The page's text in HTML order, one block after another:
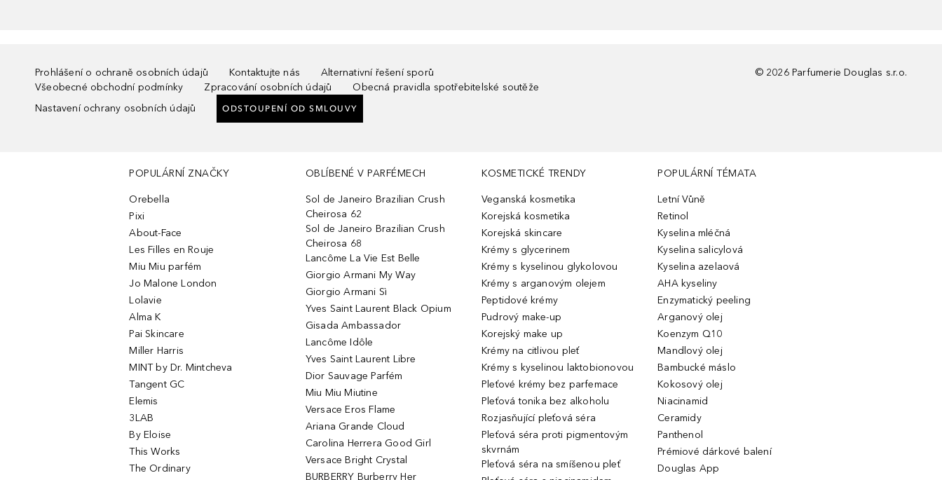
Prohlášení o ochraně osobních údajů Kontaktujte nás
Alternativní řešení sporů
Všeobecné obchodní podmínky
Zpracování osobních údajů
Obecná pravidla spotřebitelské soutěže
Nastavení ochrany osobních údajů
ODSTOUPENÍ OD SMLOUVY
© 2026 Parfumerie Douglas s.r.o.
POPULÁRNÍ ZNAČKY
Orebella
Pixi
About-Face
Les Filles en Rouje
Miu Miu parfém
Jo Malone London
Lolavie
Alma K
Pai Skincare
Miller Harris
MINT by Dr. Mintcheva
Tangent GC
Elemis
3LAB
By Eloise
This Works
The Ordinary
OBLÍBENÉ V PARFÉMECH
Sol de Janeiro Brazilian Crush
Cheirosa 62
Sol de Janeiro Brazilian Crush
Cheirosa 68
Lancôme La Vie Est Belle
Giorgio Armani My Way
Giorgio Armani Sì
Yves Saint Laurent Black Opium
Gisada Ambassador
Lancôme Idôle
Yves Saint Laurent Libre
Dior Sauvage Parfém
Miu Miu Miutine
Versace Eros Flame
Ariana Grande Cloud
Carolina Herrera Good Girl
Versace Bright Crystal
BURBERRY Burberry Her
KOSMETICKÉ TRENDY
Veganská kosmetika
Korejská kosmetika
Korejská skincare
Krémy s glycerinem
Krémy s kyselinou glykolovou
Krémy s arganovým olejem
Peptidové krémy
Pudrový make-up
Korejský make up
Krémy na citlivou pleť
Krémy s kyselinou laktobionovou
Pleťové krémy bez parfemace
Pleťová tonika bez alkoholu
Rozjasňující pleťová séra
Pleťová séra proti pigmentovým
skvrnám
Pleťová séra na smíšenou pleť
POPULÁRNÍ TÉMATA
Letní Vůně
Retinol
Kyselina mléčná
Kyselina salicylová
Kyselina azelaová
AHA kyseliny
Enzymatický peeling
Arganový olej
Koenzym Q10
Mandlový olej
Bambucké máslo
Kokosový olej
Niacinamid
Ceramidy
Panthenol
Prémiové dárkové balení
Douglas App